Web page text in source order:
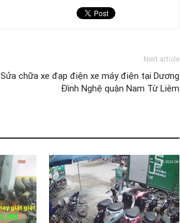
Next article
Sửa chữa xe đạp điện xe máy điện tại Dương
Đình Nghệ quận Nam Từ Liêm